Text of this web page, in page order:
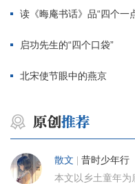
读《晦庵书话》品“四个一
启功先生的“四个口袋”
北宋使节眼中的燕京
散文 昔时少年行
本文以乡土童年为